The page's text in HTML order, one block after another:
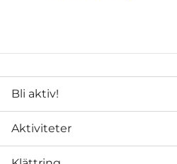
Bli aktiv!
Aktiviteter